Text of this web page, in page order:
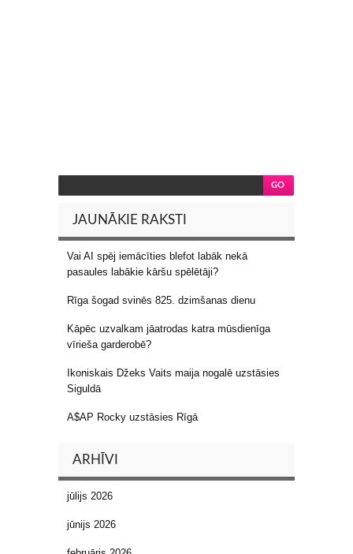
JAUNĀKIE RAKSTI
Vai AI spēj iemācīties blefot labāk nekā
pasaules labākie kāršu spēlētāji?
Rīga šogad svinēs 825. dzimšanas dienu
Kāpēc uzvalkam jāatrodas katra mūsdienīga
vīrieša garderobē?
Ikoniskais Džeks Vaits maija nogalē uzstāsies
Siguldā
A$AP Rocky uzstāsies Rīgā
ARHĪVI
jūlijs 2026
jūnijs 2026